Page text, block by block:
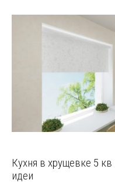
Кухня в хрущевке 5
идеи